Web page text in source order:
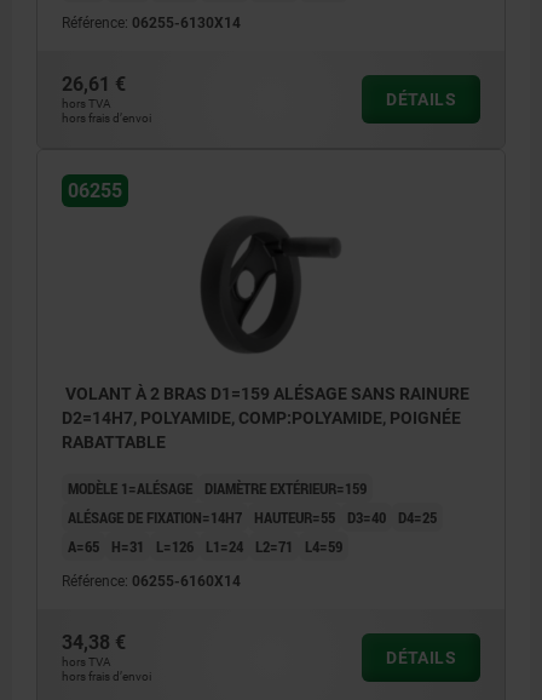
Référence: 06255-6130X14
26,61 €
hors TVA
hors frais d’envoi
DÉTAILS
06255
VOLANT À 2 BRAS D1=159 ALÉSAGE SANS RAINURE
D2=14H7, POLYAMIDE, COMP:POLYAMIDE, POIGNÉE
RABATTABLE
MODÈLE 1=ALÉSAGE
DIAMÈTRE EXTÉRIEUR=159
ALÉSAGE DE FIXATION=14H7
HAUTEUR=55 D3=40
D4=25
A=65
H=31 L=126 L1=24 L2=71 L4=59
Référence: 06255-6160X14
34,38 €
hors TVA
hors frais d’envoi
DÉTAILS